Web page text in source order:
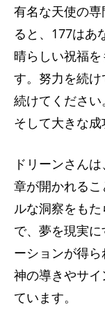
有名な天使の
ると、177はあ
晴らしい祝福
す。努力を続
続けてください
そして大きな成
ドリーンさん
章が開かれる
ルな洞察をも
で、夢を現実
ーションが得
神の導きやサ
ています。